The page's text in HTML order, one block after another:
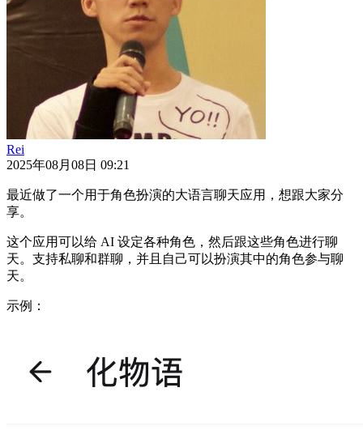
Rei
2025年08月08日 09:21
最近做了一个用于角色扮演的大语言聊天应用，想跟大家分
享。
这个应用可以给 AI 设定各种角色，然后跟这些角色进行聊
天。支持私聊和群聊，并且自己可以扮演其中的角色参与聊
天。
示例：